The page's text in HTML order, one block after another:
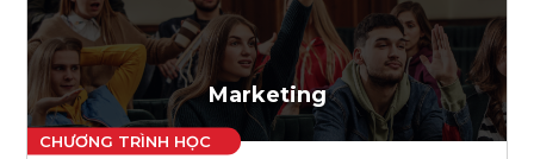
Marketing